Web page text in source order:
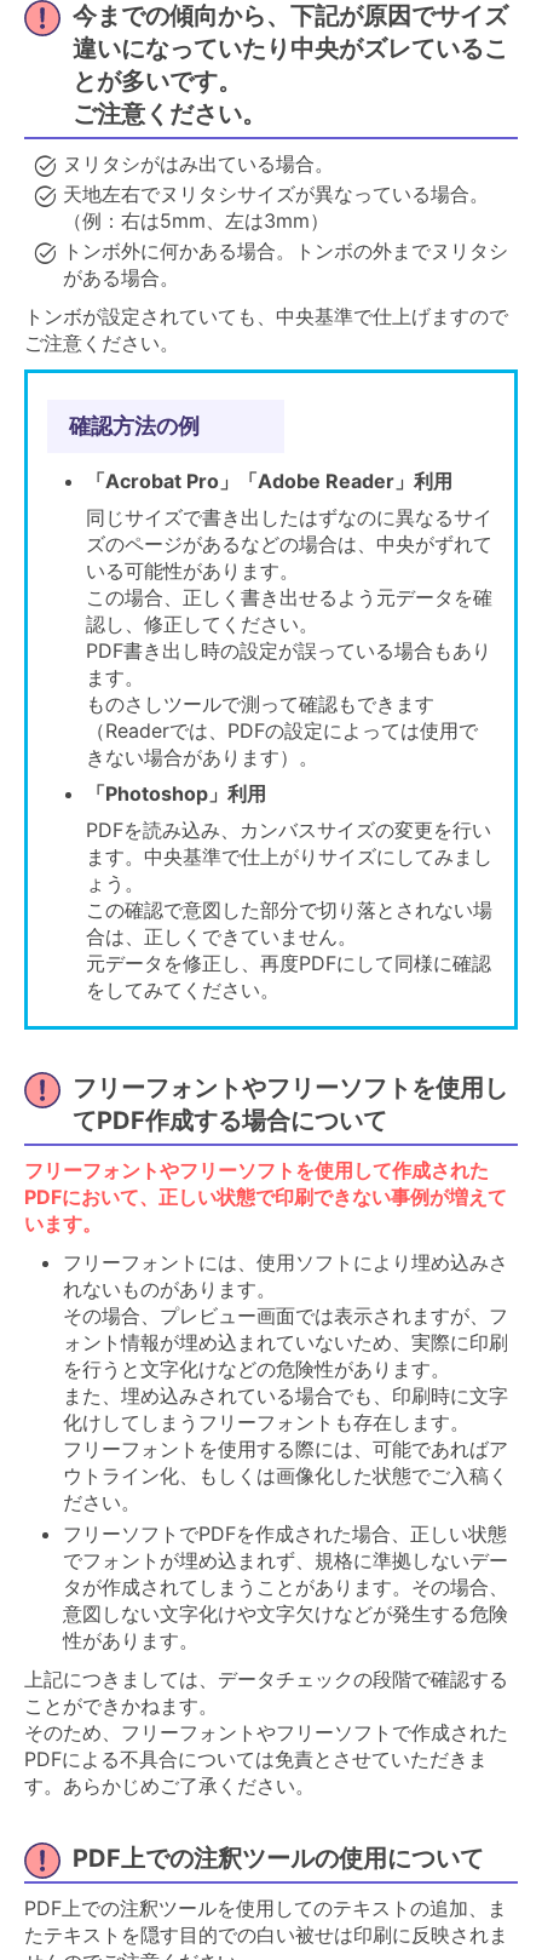
今までの傾向から、下記が原因でサイズ
違いになっていたり中央がズレているこ
とが多いです。
ご注意ください。
ヌリタシがはみ出ている場合。
天地左右でヌリタシサイズが異なっている場合。
（例：右は5mm、左は3mm）
トンボ外に何かある場合。トンボの外までヌリタシ
がある場合。
トンボが設定されていても、中央基準で仕上げますので
ご注意ください。
確認方法の例
「Acrobat Pro」「Adobe Reader」利用
同じサイズで書き出したはずなのに異なるサイ
ズのページがあるなどの場合は、中央がずれて
いる可能性があります。
この場合、正しく書き出せるよう元データを確
認し、修正してください。
PDF書き出し時の設定が誤っている場合もあり
ます。
ものさしツールで測って確認もできます
（Readerでは、PDFの設定によっては使用で
きない場合があります）。
「Photoshop」利用
PDFを読み込み、カンバスサイズの変更を行い
ます。中央基準で仕上がりサイズにしてみまし
ょう。
この確認で意図した部分で切り落とされない場
合は、正しくできていません。
元データを修正し、再度PDFにして同様に確認
をしてみてください。
フリーフォントやフリーソフトを使用し
てPDF作成する場合について
フリーフォントやフリーソフトを使用して作成された
PDFにおいて、正しい状態で印刷できない事例が増えて
います。
フリーフォントには、使用ソフトにより埋め込みさ
れないものがあります。
その場合、プレビュー画面では表示されますが、フ
ォント情報が埋め込まれていないため、実際に印刷
を行うと文字化けなどの危険性があります。
また、埋め込みされている場合でも、印刷時に文字
化けしてしまうフリーフォントも存在します。
フリーフォントを使用する際には、可能であればア
ウトライン化、もしくは画像化した状態でご入稿く
ださい。
フリーソフトでPDFを作成された場合、正しい状態
でフォントが埋め込まれず、規格に準拠しないデー
タが作成されてしまうことがあります。その場合、
意図しない文字化けや文字欠けなどが発生する危険
性があります。
上記につきましては、データチェックの段階で確認する
ことができかねます。
そのため、フリーフォントやフリーソフトで作成された
PDFによる不具合については免責とさせていただきま
す。あらかじめご了承ください。
PDF上での注釈ツールの使用について
PDF上での注釈ツールを使用してのテキストの追加、ま
たテキストを隠す目的での白い被せは印刷に反映されま